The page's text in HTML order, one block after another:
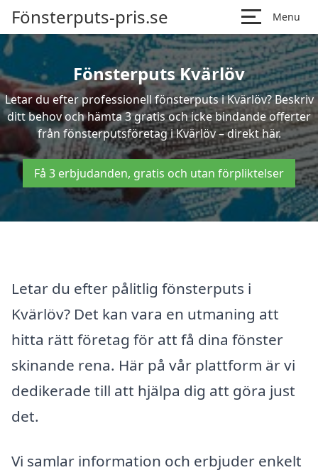
Fönsterputs-pris.se Menu
Fönsterputs Kvärlöv
Letar du efter professionell fönsterputs i Kvärlöv? Beskriv
ditt behov och hämta 3 gratis och icke bindande offerter
från fönsterputsföretag i Kvärlöv – direkt här.
Få 3 erbjudanden, gratis och utan förpliktelser
Letar du efter pålitlig fönsterputs i
Kvärlöv? Det kan vara en utmaning att
hitta rätt företag för att få dina fönster
skinande rena. Här på vår plattform är vi
dedikerade till att hjälpa dig att göra just
det.
Vi samlar information och erbjuder enkelt